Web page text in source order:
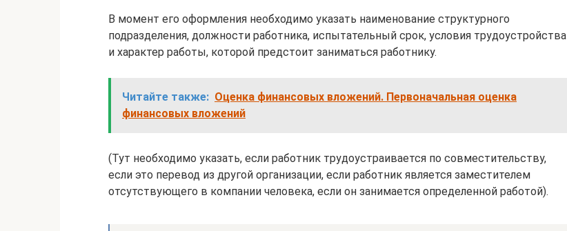
В момент его оформления необходимо указать наименование структурного
подразделения, должности работника, испытательный срок, условия трудоустройства
и характер работы, которой предстоит заниматься работнику.
Читайте также: Оценка финансовых вложений. Первоначальная оценка
финансовых вложений
(Тут необходимо указать, если работник трудоустраивается по совместительству,
если это перевод из другой организации, если работник является заместителем
отсутствующего в компании человека, если он занимается определенной работой).